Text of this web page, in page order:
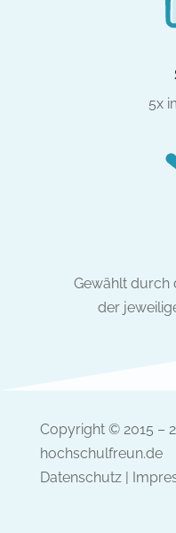
5x
Gewählt durch
der
Copyright © 2015 –
hochschulfreun.de
Datenschutz|